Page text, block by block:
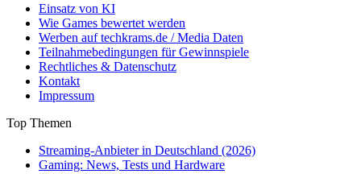
Einsatz von KI
Wie Games bewertet werden
Werben auf techkrams.de / Media Daten
Teilnahmebedingungen für Gewinnspiele
Rechtliches & Datenschutz
Kontakt
Impressum
Top Themen
Streaming-Anbieter in Deutschland (2026)
Gaming: News, Tests und Hardware